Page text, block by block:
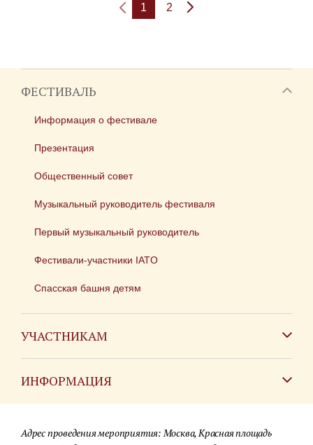
1 2
ФЕСТИВАЛЬ
Информация о фестивале
Презентация
Общественный совет
Музыкальный руководитель фестиваля
Первый музыкальный руководитель
Фестивали-участники IATO
Спасская башня детям
УЧАСТНИКАМ
ИНФОРМАЦИЯ
Для СМИ
Адрес проведения мероприятия: Москва, Красная площадь